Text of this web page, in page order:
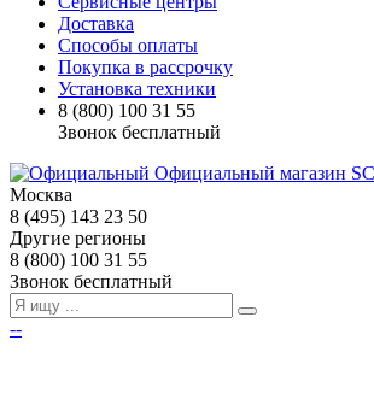
Доставка
Способы оплаты
Покупка в рассрочку
Установка техники
8 (800) 100 31 55
Звонок бесплатный
Москва
8 (495) 143 23 50
Другие регионы
8 (800) 100 31 55
Звонок бесплатный
--